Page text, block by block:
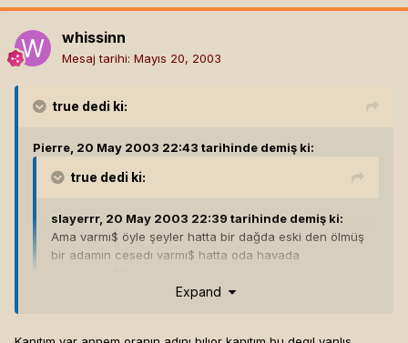
whissinn
Mesaj tarihi: Mayıs 20, 2003
true dedi ki:
Pierre, 20 May 2003 22:43 tarihinde demiş ki:
true dedi ki:
slayerrr, 20 May 2003 22:39 tarihinde demiş ki:
Ama varmı$ öyle şeyler hatta bir dağda eski den ölmüş
bir adamın cesedı varmı$ hatta oda havada
Expand